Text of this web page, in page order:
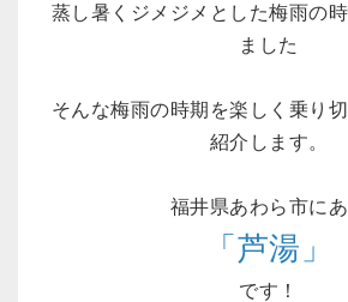
蒸し暑くジメジメとした梅雨の
ました
そんな梅雨の時期を楽しく乗り
紹介します。
福井県あわら市に
「芦湯」
です！